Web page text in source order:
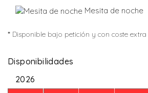
Mesita de noche
* Disponible bajo petición y con coste extra
Disponibilidades
2026